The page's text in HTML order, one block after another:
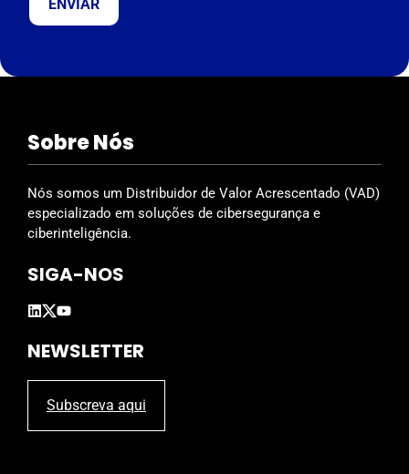
s
e
l
d
e
m
t
.
Sobre Nós
Nós somos um Distribuidor de Valor Acrescentado (VAD)
especializado em soluções de cibersegurança e
ciberinteligência.
SIGA-NOS
NEWSLETTER
Subscreva aqui